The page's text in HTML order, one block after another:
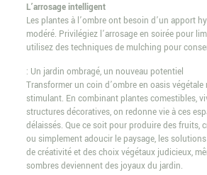
L’arrosage intelligent
Les plantes à l’ombre ont besoin d’un apport
modéré. Privilégiez l’arrosage en soirée pour
utilisez des techniques de mulching pour
: Un jardin ombragé, un nouveau potentiel
Transformer un coin d’ombre en oasis végétale
stimulant. En combinant plantes comestibles,
structures décoratives, on redonne vie à ces
délaissés. Que ce soit pour produire des fruits,
ou simplement adoucir le paysage, les
de créativité et des choix végétaux judicieux,
sombres deviennent des joyaux du jardin.